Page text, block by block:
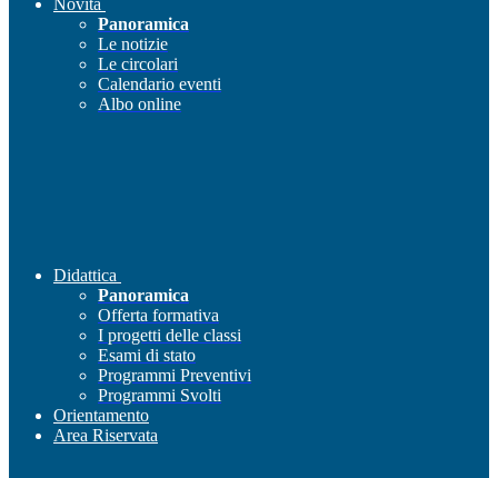
Novità
Panoramica
Le notizie
Le circolari
Calendario eventi
Albo online
Didattica
Panoramica
Offerta formativa
I progetti delle classi
Esami di stato
Programmi Preventivi
Programmi Svolti
Orientamento
Area Riservata